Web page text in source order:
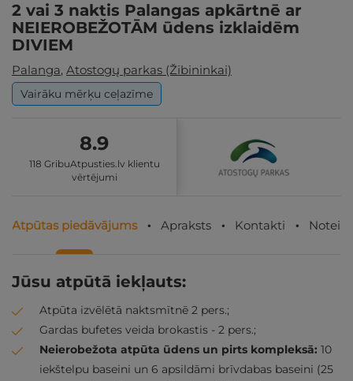
2 vai 3 naktis Palangas apkārtnē ar
NEIEROBEŽOTĀM ūdens izklaidēm
DIVIEM
Palanga, Atostogų parkas (Žibininkai)
Vairāku mērķu ceļazīme
8.9
118 GribuAtpusties.lv klientu
vērtējumi
Atpūtas piedāvājums Apraksts Kontakti
Jūsu atpūtā iekļauts:
Atpūta izvēlētā naktsmītnē 2 pers.;
Gardas bufetes veida brokastis - 2 pers.;
Neierobežota atpūta ūdens un pirts kompleksā: 10
iekštelpu baseini un 6 apsildāmi brīvdabas baseini (25